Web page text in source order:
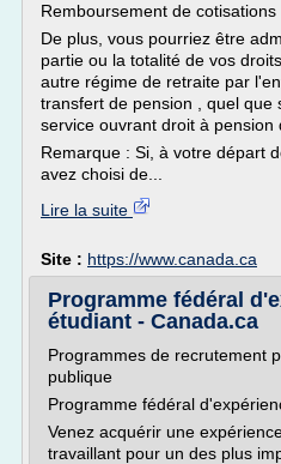
Remboursement de cotisations
De plus, vous pourriez être
partie ou la totalité de vos
autre régime de retraite par
transfert de pension , quel que
service ouvrant droit à pension
Remarque : Si, à votre départ
avez choisi de...
Lire la suite
Site : https://www.canada.ca
Programme fédéral
étudiant - Canada.ca
Programmes de recrutement
publique
Programme fédéral
Venez acquérir une
travaillant pour un des plus